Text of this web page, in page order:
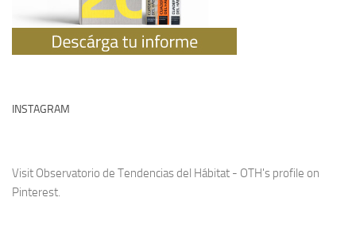
INSTAGRAM
Visit Observatorio de Tendencias del Hábitat - OTH's profile on
Pinterest.